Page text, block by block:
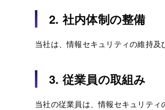
2. 社内体制の整備
当社は、情報セキュリティの維持及
3. 従業員の取組み
当社の従業員は、情報セキュリティ